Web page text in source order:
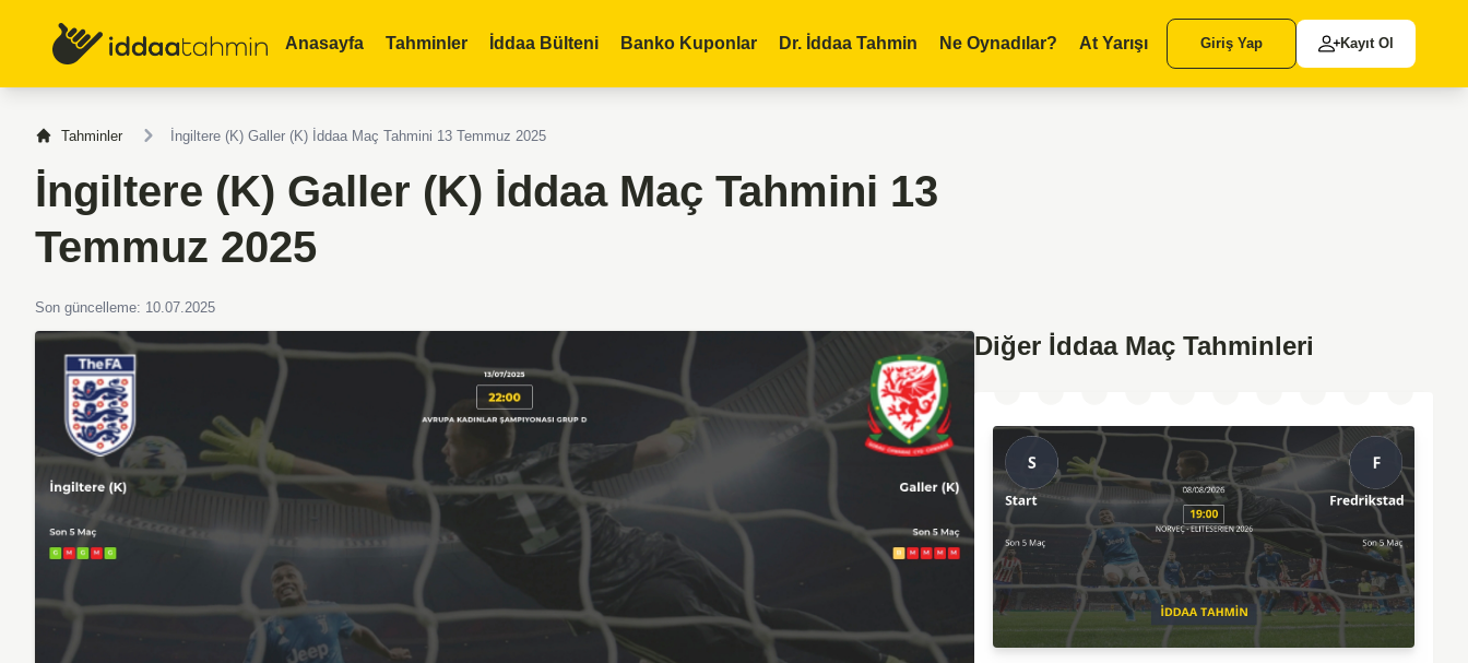
Anasayfa Tahminler İddaa Bülteni Banko Kuponlar Dr. İddaa Tahmin Ne Oynadılar? At Yarışı Giriş Yap Kayıt Ol
Tahminler İngiltere (K) Galler (K) İddaa Maç Tahmini 13 Temmuz 2025
İngiltere (K) Galler (K) İddaa Maç Tahmini 13
Temmuz 2025
Son güncelleme: 10.07.2025
Diğer İddaa Maç Tahminleri